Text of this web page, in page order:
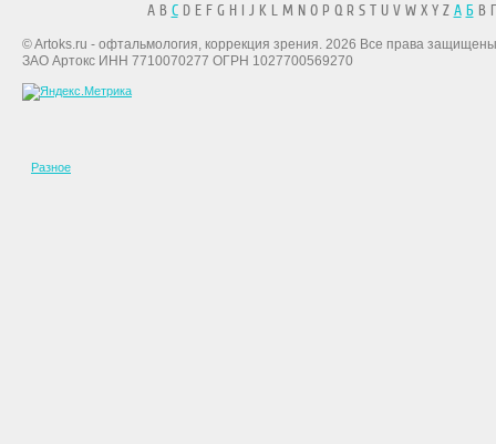
A B CD E F G H I J K L M N O P Q R S T U V W X Y Z А БВ
© Artoks.ru - офтальмология, коррекция зрения. 2026 Все права
ЗАО Артокс ИНН 7710070277 ОГРН 1027700569270
Разное